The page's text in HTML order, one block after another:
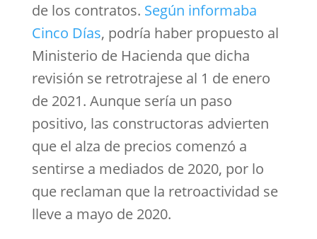
de los contratos. Según informaba
Cinco Días, podría haber propuesto al
Ministerio de Hacienda que dicha
revisión se retrotrajese al 1 de enero
de 2021. Aunque sería un paso
positivo, las constructoras advierten
que el alza de precios comenzó a
sentirse a mediados de 2020, por lo
que reclaman que la retroactividad se
lleve a mayo de 2020.